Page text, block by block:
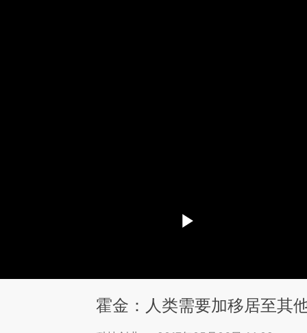
霍金：人类需要加移居至其